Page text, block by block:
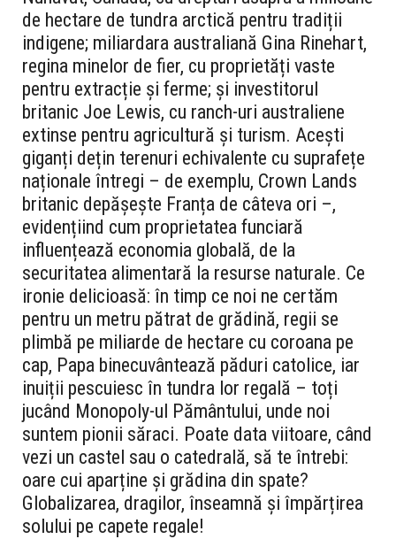
de hectare de tundra arctică pentru tradiții
indigene; miliardara australiană Gina Rinehart,
regina minelor de fier, cu proprietăți vaste
pentru extracție și ferme; și investitorul
britanic Joe Lewis, cu ranch-uri australiene
extinse pentru agricultură și turism. Acești
giganți dețin terenuri echivalente cu suprafețe
naționale întregi – de exemplu, Crown Lands
britanic depășește Franța de câteva ori –,
evidențiind cum proprietatea funciară
influențează economia globală, de la
securitatea alimentară la resurse naturale. Ce
ironie delicioasă: în timp ce noi ne certăm
pentru un metru pătrat de grădină, regii se
plimbă pe miliarde de hectare cu coroana pe
cap, Papa binecuvântează păduri catolice, iar
inuiții pescuiesc în tundra lor regală – toți
jucând Monopoly-ul Pământului, unde noi
suntem pionii săraci. Poate data viitoare, când
vezi un castel sau o catedrală, să te întrebi:
oare cui aparține și grădina din spate?
Globalizarea, dragilor, înseamnă și împărțirea
solului pe capete regale!